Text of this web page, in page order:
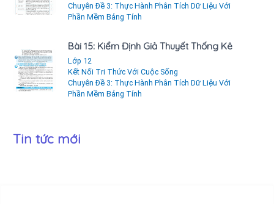
Chuyên Đề 3: Thực Hành Phân Tích Dữ Liệu Với
Phần Mềm Bảng Tính
Bài 15: Kiểm Định Giả Thuyết Thống Kê
Lớp 12
Kết Nối Tri Thức Với Cuộc Sống
Chuyên Đề 3: Thực Hành Phân Tích Dữ Liệu Với
Phần Mềm Bảng Tính
Tin tức mới